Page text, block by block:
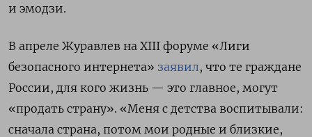
и эмодзи.
В апреле Журавлев на XIII форуме «Лиги
безопасного интернета» заявил, что те граждане
России, для кого жизнь — это главное, могут
«продать страну». «Меня с детства воспитывали:
сначала страна, потом мои родные и близкие,